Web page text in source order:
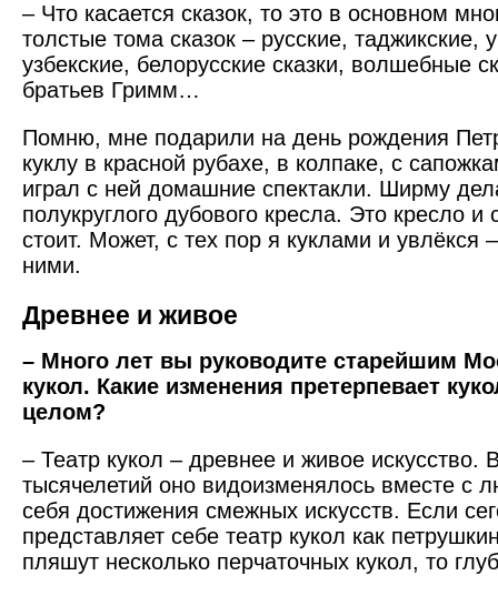
– Что касается сказок, то это в основном
толстые тома сказок – русские, таджикские,
узбекские, белорусские сказки, волшебные
братьев Гримм…
Помню, мне подарили на день рождения
куклу в красной рубахе, в колпаке, с
играл с ней домашние спектакли. Ширму
полукруглого дубового кресла. Это кресло
стоит. Может, с тех пор я куклами и увлёкся
ними.
Древнее и живое
– Много лет вы руководите старейшим
кукол. Какие изменения претерпевает
целом?
– Театр кукол – древнее и живое искусство.
тысячелетий оно видоизменялось вместе с
себя достижения смежных искусств. Если
представляет себе театр кукол как
пляшут несколько перчаточных кукол, то